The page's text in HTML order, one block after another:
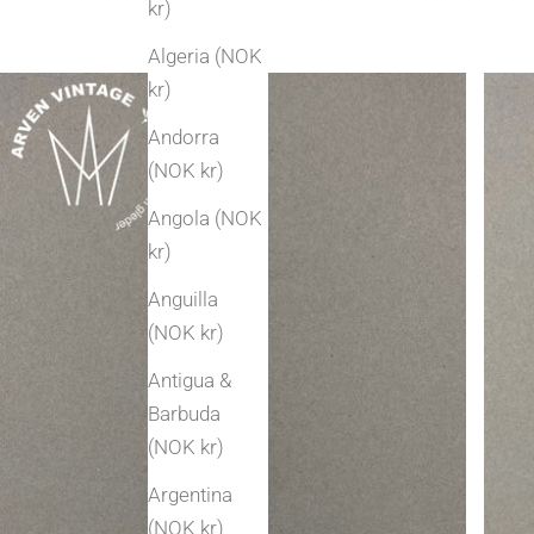
kr)
Algeria (NOK
kr)
Andorra
(NOK kr)
Angola (NOK
kr)
Anguilla
(NOK kr)
Antigua &
Barbuda
(NOK kr)
Argentina
(NOK kr)